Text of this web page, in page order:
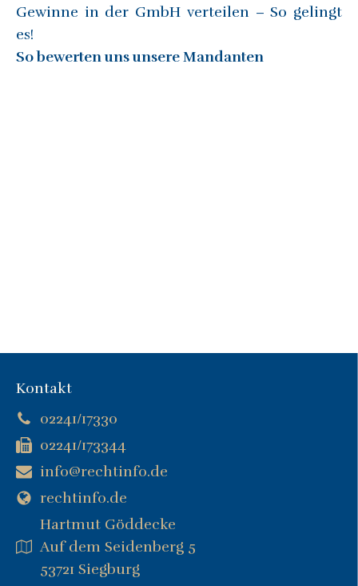
Gewinne in der GmbH verteilen – So gelingt
es!
So bewerten uns unsere Mandanten
Kontakt
02241/17330
02241/173344
info@rechtinfo.de
rechtinfo.de
Hartmut Göddecke
Auf dem Seidenberg 5
53721 Siegburg